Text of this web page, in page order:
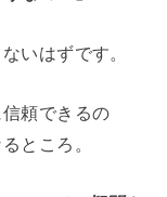
いはずです。
頼できるの
ところ。